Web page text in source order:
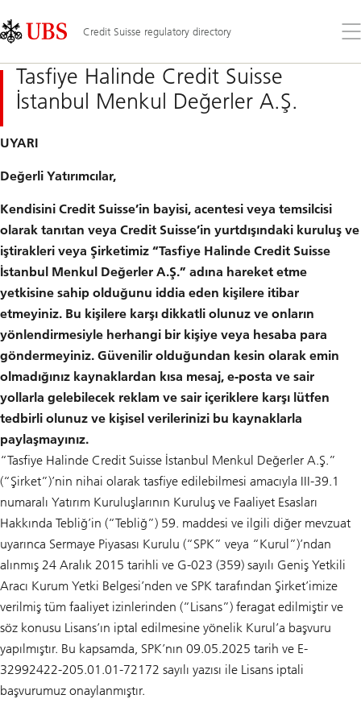
Links
Area
Credit Suisse regulatory directory
the
Tasfiye Halinde Credit Suisse
İstanbul Menkul Değerler A.Ş.
UYARI
Değerli Yatırımcılar,
Kendisini Credit Suisse’in bayisi, acentesi veya temsilcisi
olarak tanıtan veya Credit Suisse’in yurtdışındaki kuruluş ve
iştirakleri veya Şirketimiz “Tasfiye Halinde Credit Suisse
İstanbul Menkul Değerler A.Ş.” adına hareket etme
yetkisine sahip olduğunu iddia eden kişilere itibar
etmeyiniz. Bu kişilere karşı dikkatli olunuz ve onların
yönlendirmesiyle herhangi bir kişiye veya hesaba para
göndermeyiniz. Güvenilir olduğundan kesin olarak emin
olmadığınız kaynaklardan kısa mesaj, e-posta ve sair
yollarla gelebilecek reklam ve sair içeriklere karşı lütfen
tedbirli olunuz ve kişisel verilerinizi bu kaynaklarla
paylaşmayınız.
“Tasfiye Halinde Credit Suisse İstanbul Menkul Değerler A.Ş.”
(“Şirket”)’nin nihai olarak tasfiye edilebilmesi amacıyla III-39.1
numaralı Yatırım Kuruluşlarının Kuruluş ve Faaliyet Esasları
Hakkında Tebliğ’in (“Tebliğ”) 59. maddesi ve ilgili diğer mevzuat
uyarınca Sermaye Piyasası Kurulu (“SPK” veya “Kurul”)’ndan
alınmış 24 Aralık 2015 tarihli ve G-023 (359) sayılı Geniş Yetkili
Aracı Kurum Yetki Belgesi’nden ve SPK tarafından Şirket’imize
verilmiş tüm faaliyet izinlerinden (“Lisans”) feragat edilmiştir ve
söz konusu Lisans’ın iptal edilmesine yönelik Kurul’a başvuru
yapılmıştır. Bu kapsamda, SPK’nın 09.05.2025 tarih ve E-
32992422-205.01.01-72172 sayılı yazısı ile Lisans iptali
başvurumuz onaylanmıştır.